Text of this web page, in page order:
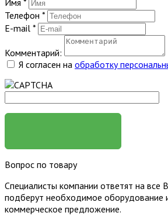
Имя *
Телефон *
E-mail *
Комментарий:
Я согласен на обработку
Вопрос по товару
Специалисты компании ответят на все
подберут необходимое оборудование
коммерческое предложение.